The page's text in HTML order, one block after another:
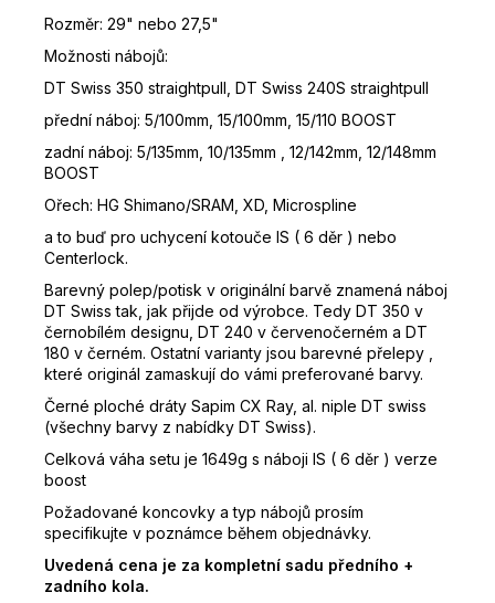
Rozměr: 29" nebo 27,5"
Možnosti nábojů:
DT Swiss 350 straightpull, DT Swiss 240S straightpull
přední náboj: 5/100mm, 15/100mm, 15/110 BOOST
zadní náboj: 5/135mm, 10/135mm , 12/142mm, 12/148mm
BOOST
Ořech: HG Shimano/SRAM, XD, Microspline
a to buď pro uchycení kotouče IS ( 6 děr ) nebo
Centerlock.
Barevný polep/potisk v originální barvě znamená náboj
DT Swiss tak, jak přijde od výrobce. Tedy DT 350 v
černobílém designu, DT 240 v červenočerném a DT
180 v černém. Ostatní varianty jsou barevné přelepy ,
které originál zamaskují do vámi preferované barvy.
Černé ploché dráty Sapim CX Ray, al. niple DT swiss
(všechny barvy z nabídky DT Swiss).
Celková váha setu je 1649g s náboji IS ( 6 děr ) verze
boost
Požadované koncovky a typ nábojů prosím
specifikujte v poznámce během objednávky.
Uvedená cena je za kompletní sadu předního +
zadního kola.